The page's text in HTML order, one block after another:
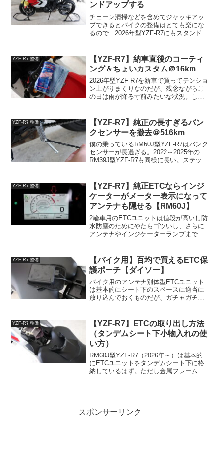
ンドアップする
チェーン清掃などを含めてジャッキアッ
プできるとバイクの整備はとても楽にな
るので、2026年型YZF-R7にもスタンドフ
されているので、それも紹介する。
Amazonの激安...
YZF-R7 整備
【YZF-R7】納車直後のコーティ
ング＆ちょいカスタム＠16km
2026年型YZF-R7を新車で買ってテンショ
ン上がりまくりなのだが、残念ながらこ
の日は雨が降る寸前みたいな状況。しょ
リアスコートでコーティングせっかくの
新車なのでなる...
YZF-R7 整備
【YZF-R7】純正の長すぎるバン
クセンサーを撤去＠516km
僕の乗っているRM60J型YZF-R7はバンク
センサーが長過ぎる。2022～2025年の
RM39J型YZF-R7も同様に長い。ステップ
走行には支障がないのだが、意外と横...
YZF-R7 整備
【YZF-R7】純正ETCならインジ
ケーターがメーター表示になって
アンテナも隠せる【RM60J】
2輪車用のETCユニットは値段が高いし防
水防塵のためにやたらゴツいし、さらに
アンテナやインジケーターランプまで取
に純正ETCを取り付けると、ちょっとい
いこと...
YZF-R7 整備
【バイク用】百均で買えるETC保
護ポーチ【ダイソー】
バイク用のアンテナ別体型ETCユニット
は基本的にシート下のスペースに適当に
放り込んでおくものだが、ガチャガチャ
ころが、例えばヤマハの純正品「ETCポ
ーチ3」だとなんと定...
YZF-R7 整備
【YZF-R7】ETCの取り出し方法
（タンデムシート下小物入れの使
い方）
RM60J型YZF-R7（2026年～）は基本的
にETCユニットをタンデムシート下に格
納しているはず。ただし金属フレームが
スポンサーリンク